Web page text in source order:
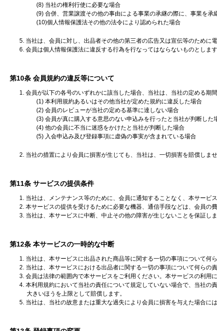
(8) 当社の権利行使に必要な場合
(9) 合併、営業譲渡その他の事由による事業の承継の際に、事業を承
(10)個人情報保護法その他の法令により認められた場合
5. 当社は、会員に対し、出品者その他の第三者の広告又は宣伝等のため
6. 会員は個人情報保護法に違反する行為を行なってはならないものとしま
第10条 会員規約の違反等について
1. 会員が以下の各号のいずれかに該当した場合、当社は、当社の定める
(1) 本利用規約あるいはその他当社が定めた規約に違反した場合
(2) 会員のレビューが当社の定める基準に達しない場合
(3) 会員が真に購入する意思のない申込みを行ったと当社が判断した
(4) 他の会員に不当に迷惑をかけたと当社が判断した場合
(5) 入会申込み及び登録事項に虚偽の事実が含まれている場合
2. 当社の措置により会員に損害が生じても、当社は、一切損害を賠償しま
第11条 サービスの提供条件
1. 当社は、メンテナンス等のために、会員に通知することなく、本サービ
2. 本サービスの提供を受けるために必要な機器、通信手段などは、会員の
3. 当社は、本サービスに中断、中止その他の障害が生じないことを保証し
第12条 本サービスの一時的な中断
1. 当社は、本サービスに出品された商品等に関する一切の事項について何
2. 当社は、本サービスにおける出品者に関する一切の事項について何らの
3. 会員は法律の範囲内で本サービスをご利用ください。本サービスの利
4. 本利用規約において当社の責任について規定していない場合で、当社
大きいほうを上限として賠償します。
5. 当社は、当社の故意または重大な過失により会員に損害を与えた場合に